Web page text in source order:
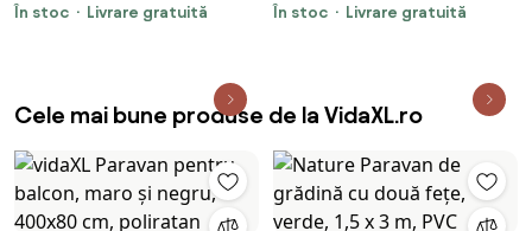
retractabilă, roșu, 100 x 600
În stoc Livrare gratuită
retractabilă, cărămiziu,
În stoc Livrare gratuită
Cele mai bune produse de la VidaXL.ro